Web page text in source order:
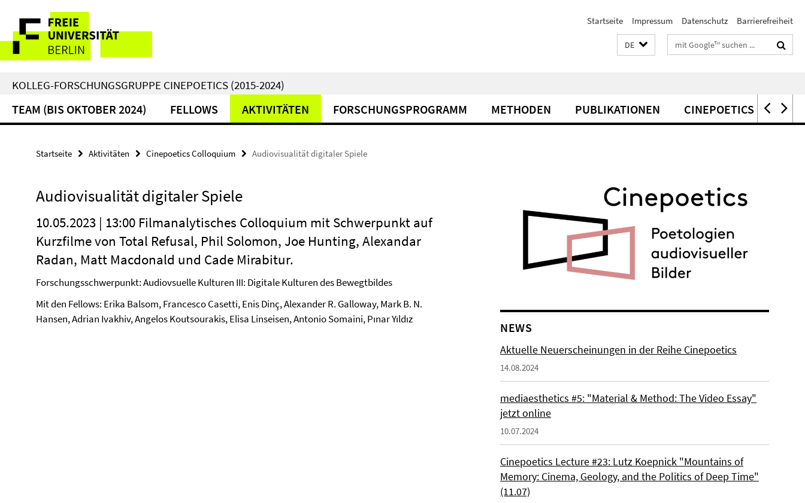
direkt
Inhalt
Service-
Navigation
Startseite Impressum Datenschutz Barrierefreiheit
DE Suchbegriffe
KOLLEG-FORSCHUNGSGRUPPE CINEPOETICS (2015-2024)
TEAM (BIS OKTOBER 2024) FELLOWS AKTIVITÄTEN FORSCHUNGSPROGRAMM METHODEN PUBLIKATIONEN CINEPOETICS
Startseite Aktivitäten Cinepoetics Colloquium Audiovisualität digitaler Spiele
Audiovisualität digitaler Spiele
10.05.2023 | 13:00 Filmanalytisches Colloquium mit Schwerpunkt auf
Kurzfilme von Total Refusal, Phil Solomon, Joe Hunting, Alexandar
Radan, Matt Macdonald und Cade Mirabitur.
Forschungsschwerpunkt: Audiovsuelle Kulturen III: Digitale Kulturen des Bewegtbildes
Mit den Fellows: Erika Balsom, Francesco Casetti, Enis Dinç, Alexander R. Galloway, Mark B. N.
Hansen, Adrian Ivakhiv, Angelos Koutsourakis, Elisa Linseisen, Antonio Somaini, Pınar Yıldız
NEWS
Aktuelle Neuerscheinungen in der Reihe Cinepoetics
14.08.2024
mediaesthetics #5: "Material & Method: The Video Essay"
jetzt online
10.07.2024
Cinepoetics Lecture #23: Lutz Koepnick "Mountains of
Memory: Cinema, Geology, and the Politics of Deep Time"
(11.07)